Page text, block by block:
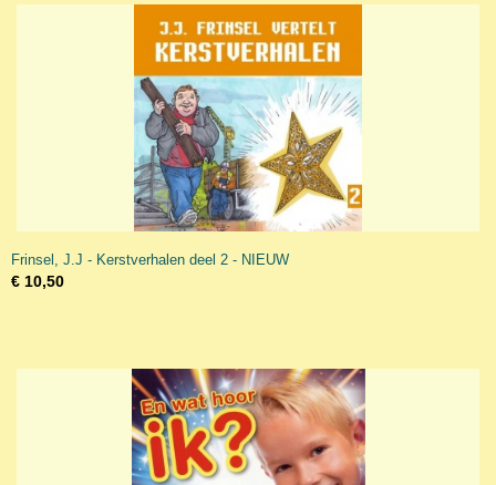
Frinsel, J.J - Kerstverhalen deel 2 - NIEUW
€ 10,50